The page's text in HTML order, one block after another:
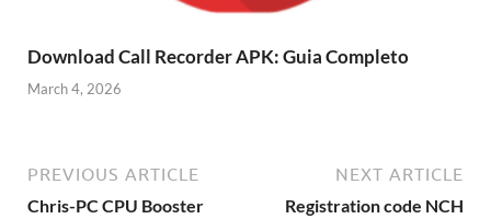
Download Call Recorder APK: Guia Completo
March 4, 2026
PREVIOUS ARTICLE
Chris-PC CPU Booster
NEXT ARTICLE
Registration code NCH